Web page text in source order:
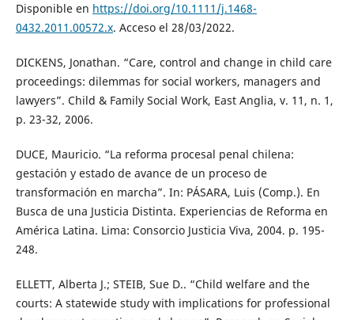
Disponible en https://doi.org/10.1111/j.1468-
0432.2011.00572.x. Acceso el 28/03/2022.
DICKENS, Jonathan. “Care, control and change in child care
proceedings: dilemmas for social workers, managers and
lawyers”. Child & Family Social Work, East Anglia, v. 11, n. 1,
p. 23-32, 2006.
DUCE, Mauricio. “La reforma procesal penal chilena:
gestación y estado de avance de un proceso de
transformación en marcha”. In: PÁSARA, Luis (Comp.). En
Busca de una Justicia Distinta. Experiencias de Reforma en
América Latina. Lima: Consorcio Justicia Viva, 2004. p. 195-
248.
ELLETT, Alberta J.; STEIB, Sue D.. “Child welfare and the
courts: A statewide study with implications for professional